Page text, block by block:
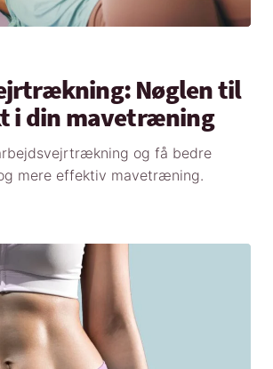
Nøglen til
i din mavetræning
og få bedre
mere effektiv mavetræning.